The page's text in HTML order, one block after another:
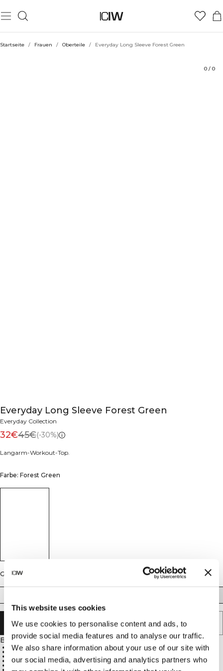
This website uses cookies
We use cookies to personalise content and ads, to
provide social media features and to analyse our traffic.
We also share information about your use of our site with
our social media, advertising and analytics partners who
Startseite / Frauen / Oberteile / Everyday Long Sleeve Forest Green
0 / 0
Everyday Long Sleeve Forest Green
Everyday Collection
32€45€(-30%)
Langarm-Workout-Top.
Farbe: Forest Green
Größe
IN DEN WARENKORB LEGEN
Beschreibung
77 % Nylon, 23 % Spandex
Dünnes und dehnbares Material für maximale Bewegungsfreiheit
Hält Sie angenehm kühl beim Training
Volle Länge
ICIW-Logo auf der Vorderseite